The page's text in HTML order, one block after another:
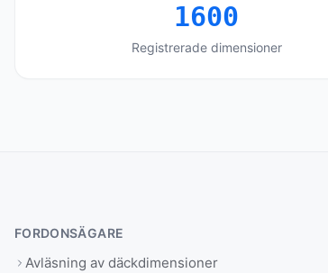
1600
Registrerade dimensioner
FORDONSÄGARE
Avläsning av däckdimensioner